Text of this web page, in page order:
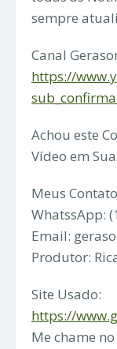
sempre
Canal
https://
Achou este
Vídeo em
Meus
WhatssApp:
Email:
Produtor:
Site Usado:
https://
Me chame